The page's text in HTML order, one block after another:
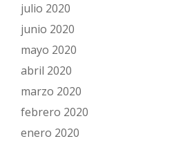
julio 2020
junio 2020
mayo 2020
abril 2020
marzo 2020
febrero 2020
enero 2020